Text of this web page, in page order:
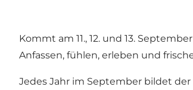
Kommt am 11., 12. und 13.
Anfassen, fühlen, erleben und
Jedes Jahr im September bildet der